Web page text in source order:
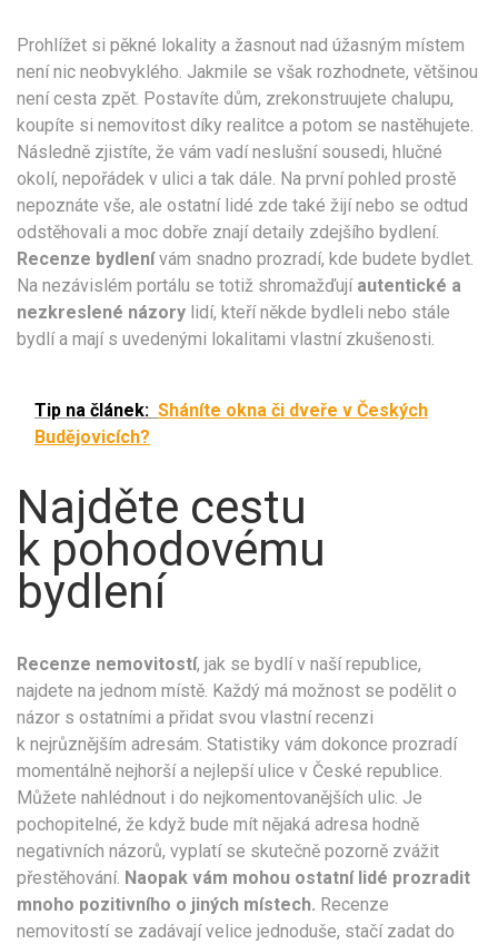
Prohlížet si pěkné lokality a žasnout nad úžasným místem
není nic neobvyklého. Jakmile se však rozhodnete, většinou
není cesta zpět. Postavíte dům, zrekonstruujete chalupu,
koupíte si nemovitost díky realitce a potom se nastěhujete.
Následně zjistíte, že vám vadí neslušní sousedi, hlučné
okolí, nepořádek v ulici a tak dále. Na první pohled prostě
nepoznáte vše, ale ostatní lidé zde také žijí nebo se odtud
odstěhovali a moc dobře znají detaily zdejšího bydlení.
Recenze bydlenívám snadno prozradí, kde budete bydlet.
Na nezávislém portálu se totiž shromažďují autentické a
nezkreslené názory lidí, kteří někde bydleli nebo stále
bydlí a mají s uvedenými lokalitami vlastní zkušenosti.
Tip na článek: Sháníte okna či dveře v Českých
Budějovicích?
Najděte cestu
k pohodovému
bydlení
Recenze nemovitostí, jak se bydlí v naší republice,
najdete na jednom místě. Každý má možnost se podělit o
názor s ostatními a přidat svou vlastní recenzi
k nejrůznějším adresám. Statistiky vám dokonce prozradí
momentálně nejhorší a nejlepší ulice v České republice.
Můžete nahlédnout i do nejkomentovanějších ulic. Je
pochopitelné, že když bude mít nějaká adresa hodně
negativních názorů, vyplatí se skutečně pozorně zvážit
přestěhování. Naopak vám mohou ostatní lidé prozradit
mnoho pozitivního o jiných místech. Recenze
nemovitostí se zadávají velice jednoduše, stačí zadat do